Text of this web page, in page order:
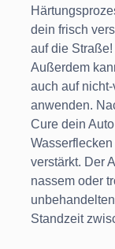
dein frisch
auf die Straße!
Außerdem
auch auf
anwenden.
Cure dein
verstärkt. Der
nassem oder
Standzeit